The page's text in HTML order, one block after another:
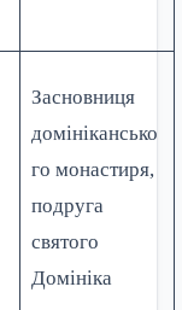
Засновниця
домінікансько
го монастиря,
подруга
святого
Домініка